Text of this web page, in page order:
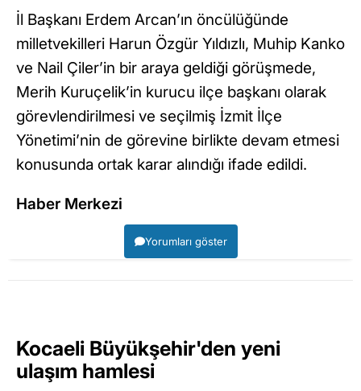
İl Başkanı Erdem Arcan’ın öncülüğünde
milletvekilleri Harun Özgür Yıldızlı, Muhip Kanko
ve Nail Çiler’in bir araya geldiği görüşmede,
Merih Kuruçelik’in kurucu ilçe başkanı olarak
görevlendirilmesi ve seçilmiş İzmit İlçe
Yönetimi’nin de görevine birlikte devam etmesi
konusunda ortak karar alındığı ifade edildi.
Haber Merkezi
Yorumları göster
Kocaeli Büyükşehir'den yeni
ulaşım hamlesi